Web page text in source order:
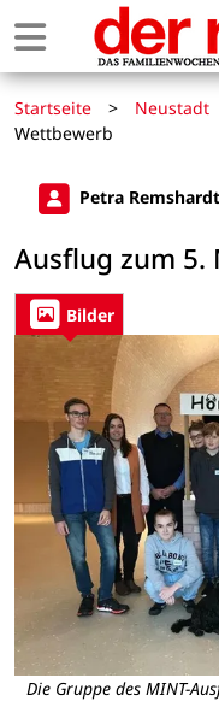
Startseite > Neustadt
Wettbewerb
Petra Remshardt
Ausflug zum 5.
Bilder
Die Gruppe des MINT-